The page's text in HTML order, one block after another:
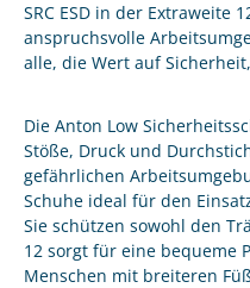
SRC ESD in der Extraweite
anspruchsvolle
alle, die Wert auf
Die Anton Low
Stöße, Druck und
gefährlichen
Schuhe ideal für den
Sie schützen sowohl den
12 sorgt für eine bequeme
Menschen mit breiteren